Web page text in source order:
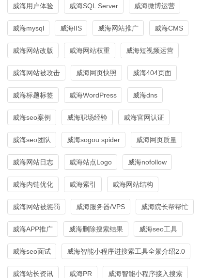
威海用户体验 威海SQL Server 威海微博运营
威海mysql 威海IIS 威海网站推广 威海CMS
威海网站改版 威海网站权重 威海短视频运营
威海网站被攻击 威海网页快照 威海404页面
威海标题标签 威海WordPress 威海dns
威海seo案例 威海职场经验 威海官网认证
威海seo团队 威海sogou spider 威海网页质量
威海网站日志 威海站点Logo 威海nofollow
威海内链优化 威海索引 威海网站结构
威海网站被惩罚 威海服务器/VPS 威海院长帮帮忙
威海APP推广 威海删除搜索结果 威海seo工具
威海seo面试 威海智能小程序进搜索工具全景介绍2.0
威海站长资讯 威海PR 威海智能小程序接入搜索